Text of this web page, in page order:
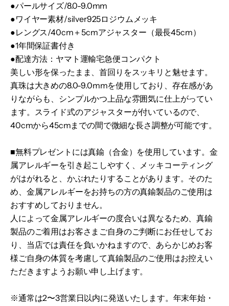
●パールサイズ/8.0-9.0mm
●ワイヤー素材/silver925ロジウムメッキ
●レングス/40cm＋5cmアジャスター（最長45cm）
●1年間保証書付き
●配達方法：ヤマト運輸宅急便コンパクト
美しい形を保ったまま、首回りをスッキリと魅せます。
真珠は大きめの8.0-9.0mmを使用しており、存在感があ
りながらも、シンプルかつ上品な雰囲気に仕上がってい
ます。 スライド式のアジャスターが付いているので、
40cmから45cmまでの間で微細な長さ調整が可能です。
■無料プレゼントには真鍮（合金）を使用しています。金
属アレルギーを引き起こしやすく、メッキコーティング
がはがれると、かぶれたりすることがあります。そのた
め、金属アレルギーをお持ちの方の真鍮製品のご使用は
おすすめしておりません。
人によって金属アレルギーの度合いは異なるため、真鍮
製品のご着用はお客さまご自身のご判断にお任せしてお
り、当店では責任を負いかねますので、あらかじめお客
様ご自身の体質を考慮して真鍮製品のご使用はお控えい
ただきますようお願い申し上げます。
※通常は2〜3営業日以内に発送いたします。 年末年始・